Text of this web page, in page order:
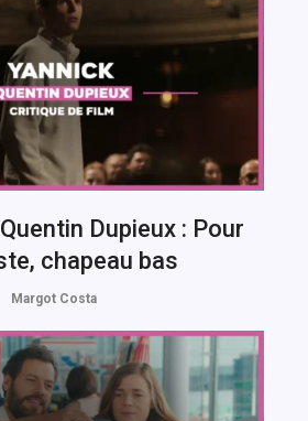
Dupieux : Pour
chapeau bas
Margot Costa